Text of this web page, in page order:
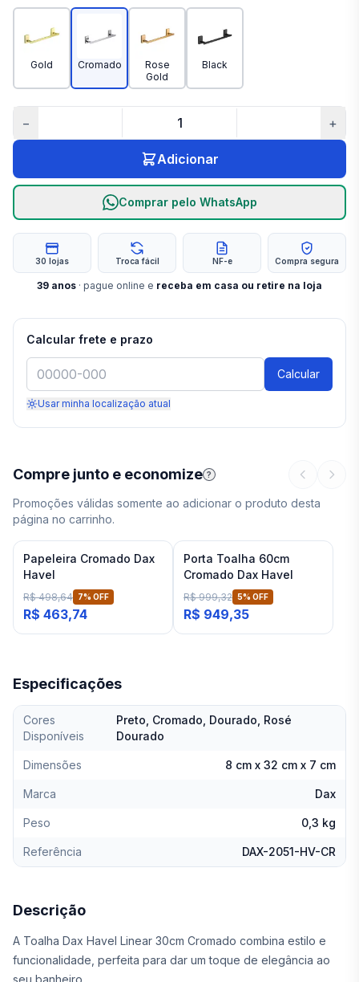
Compre junto e economize ?
Promoções válidas somente ao adicionar o produto desta
página no carrinho.
Papeleira Cromado Dax
Havel
R$ 498,64 7% OFF
R$ 463,74
Porta Toalha 60cm
Cromado Dax Havel
R$ 999,32 5% OFF
R$ 949,35
Especificações
Cores
Disponíveis
Preto, Cromado, Dourado, Rosé
Dourado
Dimensões 8 cm x 32 cm x 7 cm
Marca Dax
Peso 0,3 kg
Referência DAX-2051-HV-CR
Descrição
A Toalha Dax Havel Linear 30cm Cromado combina estilo e
funcionalidade, perfeita para dar um toque de elegância ao
seu banheiro.
Gold Cromado
Rose
Gold
Black
− +
Adicionar
Comprar pelo WhatsApp
30 lojas Troca fácil NF-e Compra segura
39 anos · pague online e receba em casa ou retire na loja
Calcular frete e prazo
Calcular
Usar minha localização atual